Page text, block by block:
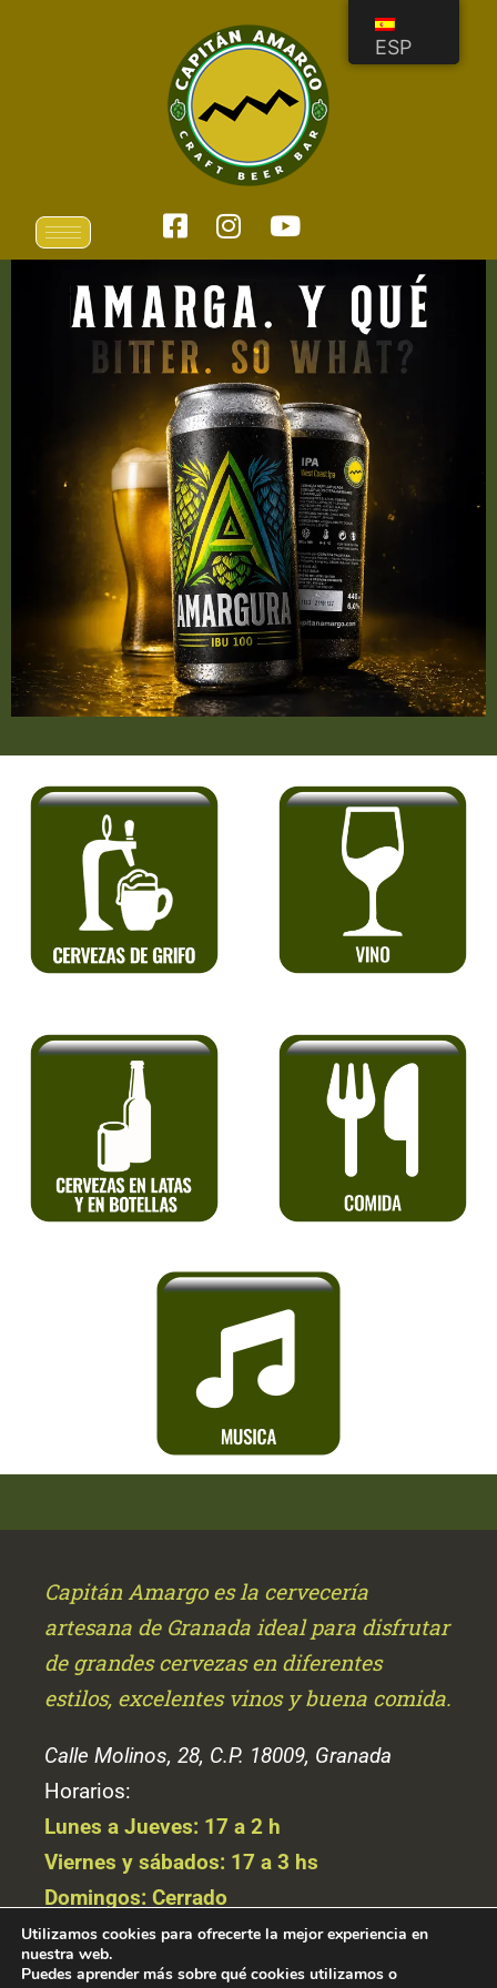
Capitán Amargo es la cervecería
artesana de Granada ideal para disfrutar
de grandes cervezas en diferentes
estilos, excelentes vinos y buena comida.
Calle Molinos, 28, C.P. 18009, Granada
Horarios:
Lunes a Jueves: 17 a 2 h
Viernes y sábados: 17 a 3 hs
Domingos: Cerrado
Aviso Legal
Política de privacidad
ESP
Utilizamos cookies para ofrecerte la mejor experiencia en
nuestra web.
Puedes aprender más sobre qué cookies utilizamos o
ESP